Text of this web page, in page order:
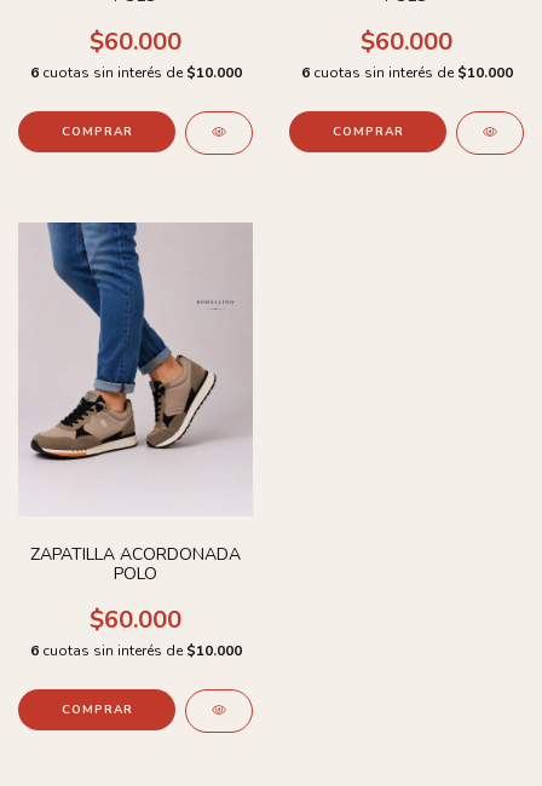
$60.000
6 cuotas sin interés de $10.000
COMPRAR
$60.000
6 cuotas sin interés de $10.000
COMPRAR
ZAPATILLA ACORDONADA
POLO
$60.000
6 cuotas sin interés de $10.000
COMPRAR